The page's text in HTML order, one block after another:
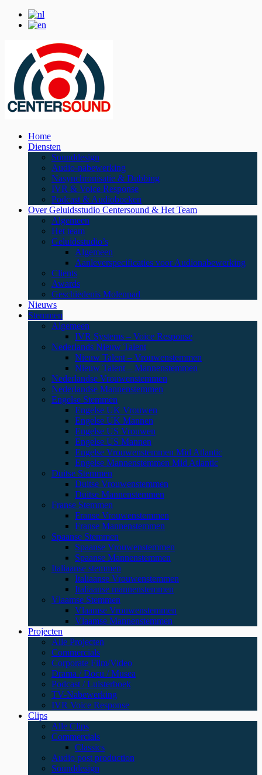
Home
Diensten
Sounddesign
Audio-nabewerking
Nasynchronisatie & Dubbing
IVR & Voice Response
Podcast & Audioboeken
Over Geluidsstudio Centersound & Het Team
Algemeen
Het team
Geluidsstudio’s
Algemeen
Aanleverspecificaties voor Audionabewerking
Clients
Awards
Geschiedenis Molenpad
Nieuws
Stemmen
Algemeen
IVR Systems – Voice Response
Nederlands Nieuw Talent
Nieuw Talent – Vrouwenstemmen
Nieuw Talent – Mannenstemmen
Nederlandse Vrouwenstemmen
Nederlandse Mannenstemmen
Engelse Stemmen
Engelse UK Vrouwen
Engelse UK Mannen
Engelse US Vrouwen
Engelse US Mannen
Engelse Vrouwenstemmen Mid Atlantic
Engelse Mannenstemmen Mid Atlantic
Duitse Stemmen
Duitse Vrouwenstemmen
Duitse Mannenstemmen
Franse Stemmen
Franse Vrouwenstemmen
Franse Mannenstemmen
Spaanse Stemmen
Spaanse Vrouwenstemmen
Spaanse Mannenstemmen
Italiaanse stemmen
Italiaanse Vrouwenstemmen
Italiaanse mannenstemmen
Vlaamse Stemmen
Vlaamse Vrouwenstemmen
Vlaamse Mannenstemmen
Projecten
Alle Projecten
Commercials
Corporate Film/Video
Drama / Docu / Musea
Podcast / Luisterboek
TV-Nabewerking
IVR Voice Response
Clips
Alle Clips
Commercials
Classics
Audio post production
Sounddesign